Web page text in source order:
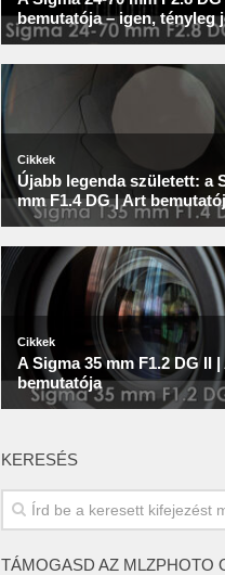
KERESÉS
TÁMOGASD AZ MLZPHOTO